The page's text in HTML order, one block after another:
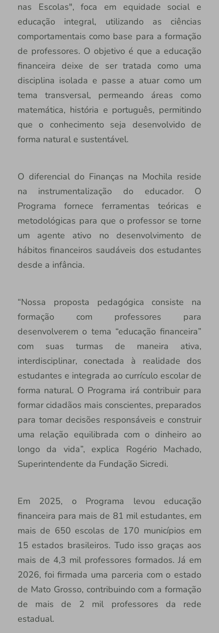
nas Escolas", foca em equidade social e
educação integral, utilizando as ciências
comportamentais como base para a formação
de professores. O objetivo é que a educação
financeira deixe de ser tratada como uma
disciplina isolada e passe a atuar como um
tema transversal, permeando áreas como
matemática, história e português, permitindo
que o conhecimento seja desenvolvido de
forma natural e sustentável.
O diferencial do Finanças na Mochila reside
na instrumentalização do educador. O
Programa fornece ferramentas teóricas e
metodológicas para que o professor se torne
um agente ativo no desenvolvimento de
hábitos financeiros saudáveis dos estudantes
desde a infância.
“Nossa proposta pedagógica consiste na
formação com professores para
desenvolverem o tema “educação financeira”
com suas turmas de maneira ativa,
interdisciplinar, conectada à realidade dos
estudantes e integrada ao currículo escolar de
forma natural. O Programa irá contribuir para
formar cidadãos mais conscientes, preparados
para tomar decisões responsáveis e construir
uma relação equilibrada com o dinheiro ao
longo da vida”, explica Rogério Machado,
Superintendente da Fundação Sicredi.
Em 2025, o Programa levou educação
financeira para mais de 81 mil estudantes, em
mais de 650 escolas de 170 municípios em
15 estados brasileiros. Tudo isso graças aos
mais de 4,3 mil professores formados. Já em
2026, foi firmada uma parceria com o estado
de Mato Grosso, contribuindo com a formação
de mais de 2 mil professores da rede
estadual.